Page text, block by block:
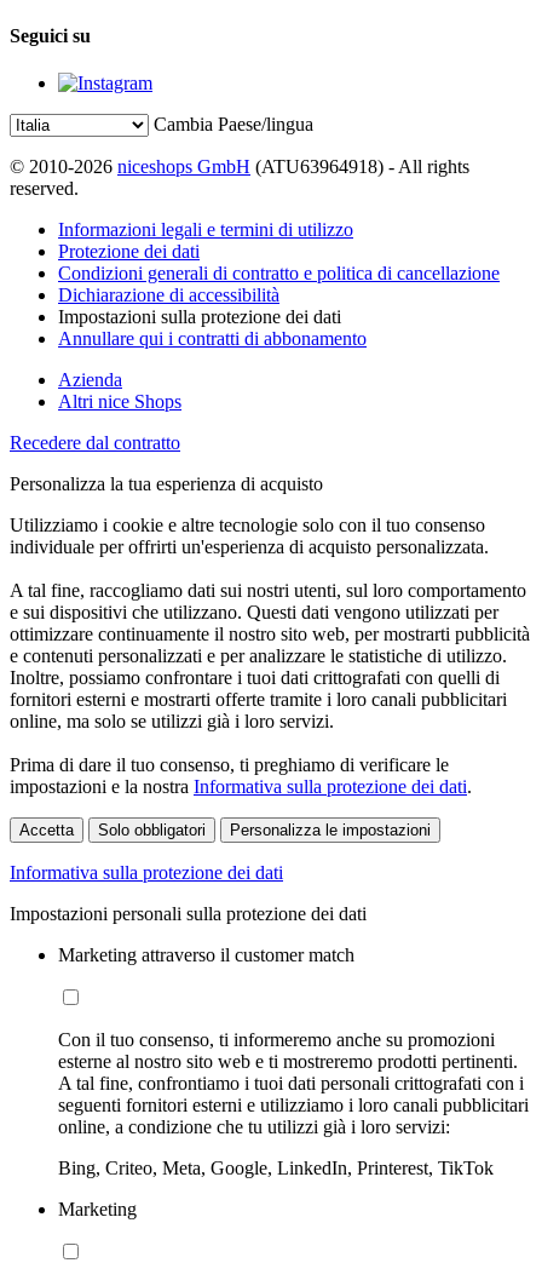
Seguici su
Cambia Paese/lingua
© 2010-2026 niceshops GmbH (ATU63964918) - All rights
reserved.
Informazioni legali e termini di utilizzo
Protezione dei dati
Condizioni generali di contratto e politica di cancellazione
Dichiarazione di accessibilità
Impostazioni sulla protezione dei dati
Annullare qui i contratti di abbonamento
Azienda
Altri nice Shops
Recedere dal contratto
Personalizza la tua esperienza di acquisto
Utilizziamo i cookie e altre tecnologie solo con il tuo consenso
individuale per offrirti un'esperienza di acquisto personalizzata.
A tal fine, raccogliamo dati sui nostri utenti, sul loro comportamento
e sui dispositivi che utilizzano. Questi dati vengono utilizzati per
ottimizzare continuamente il nostro sito web, per mostrarti pubblicità
e contenuti personalizzati e per analizzare le statistiche di utilizzo.
Inoltre, possiamo confrontare i tuoi dati crittografati con quelli di
fornitori esterni e mostrarti offerte tramite i loro canali pubblicitari
online, ma solo se utilizzi già i loro servizi.
Prima di dare il tuo consenso, ti preghiamo di verificare le
impostazioni e la nostra Informativa sulla protezione dei dati.
Accetta Solo obbligatori Personalizza le impostazioni
Informativa sulla protezione dei dati
Impostazioni personali sulla protezione dei dati
Marketing attraverso il customer match
Con il tuo consenso, ti informeremo anche su promozioni
esterne al nostro sito web e ti mostreremo prodotti pertinenti.
A tal fine, confrontiamo i tuoi dati personali crittografati con i
seguenti fornitori esterni e utilizziamo i loro canali pubblicitari
online, a condizione che tu utilizzi già i loro servizi:
Bing, Criteo, Meta, Google, LinkedIn, Printerest, TikTok
Marketing